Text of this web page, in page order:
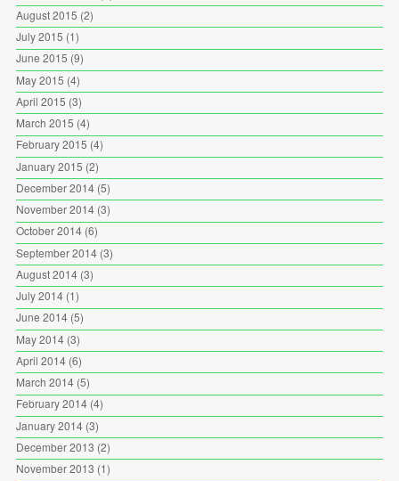
August 2015 (2)
July 2015 (1)
June 2015 (9)
May 2015 (4)
April 2015 (3)
March 2015 (4)
February 2015 (4)
January 2015 (2)
December 2014(5)
November 2014(3)
October 2014(6)
September 2014(3)
August 2014(3)
July 2014(1)
June 2014(5)
May 2014(3)
April 2014(6)
March 2014(5)
February 2014(4)
January 2014(3)
December 2013 (2)
November 2013 (1)